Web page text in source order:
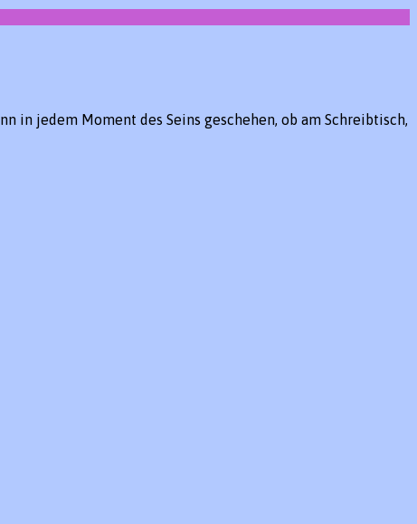
in jedem Moment des Seins geschehen, ob am Schreibtisch,